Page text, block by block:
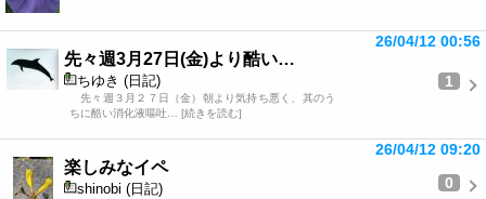
先々週3月27日(金)より酷い…
ちゆき (日記)
先々週３月２７日（金）朝より気持ち悪く、其のう
ちに酷い消化液嘔吐… [続きを読む]
26/04/12 00:56
1
楽しみなイペ
shinobi (日記)
26/04/12 09:20
0